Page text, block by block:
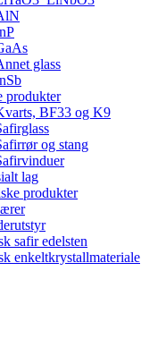
glass
produkter
BF33 og K9
og stang
lag
produkter
safir edelsten
enkeltkrystallmateriale